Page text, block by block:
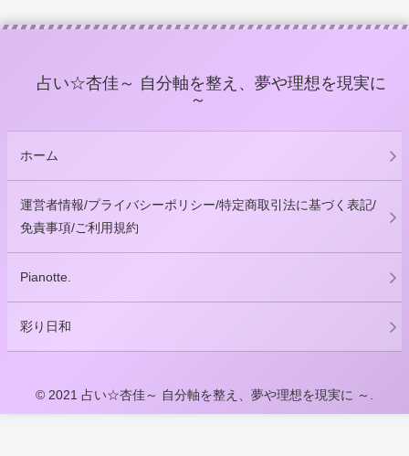
占い☆杏佳～ 自分軸を整え、夢や理想を現実に
～
ホーム
運営者情報/プライバシーポリシー/特定商取引法に基づく表記/
免責事項/ご利用規約
Pianotte.
彩り日和
© 2021 占い☆杏佳～ 自分軸を整え、夢や理想を現実に ～.